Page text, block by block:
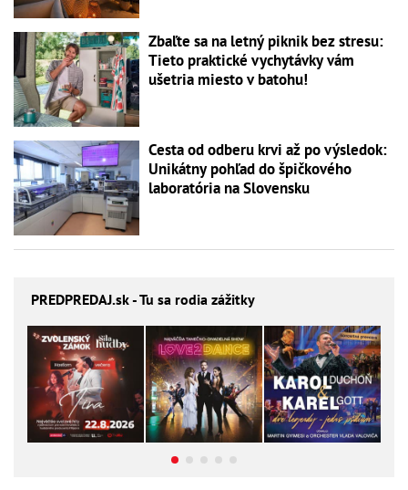
Zbaľte sa na letný piknik bez stresu:
Tieto praktické vychytávky vám
ušetria miesto v batohu!
Cesta od odberu krvi až po výsledok:
Unikátny pohľad do špičkového
laboratória na Slovensku
PREDPREDAJ.sk - Tu sa rodia zážitky